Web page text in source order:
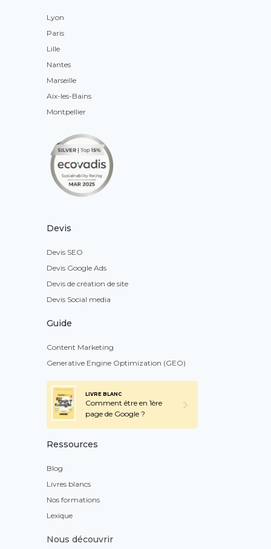
Lyon
Paris
Lille
Nantes
Marseille
Aix-les-Bains
Montpellier
Devis
Devis SEO
Devis Google Ads
Devis de création de site
Devis Social media
Guide
Content Marketing
Generative Engine Optimization (GEO)
LIVRE BLANC
Comment être en 1ère
page de Google ?
Ressources
Blog
Livres blancs
Nos formations
Lexique
Nous découvrir